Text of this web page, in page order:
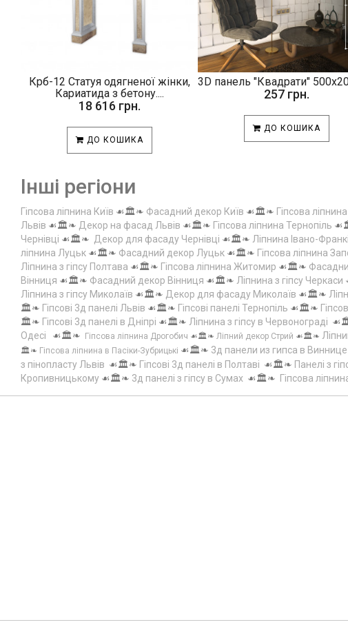
Крб-12 Статуя одягненої жінки,
Кариатида з бетону....
18 616 грн.
ДО КОШИКА
3D панель "Квадрати"
257 грн.
ДО КОШИКА
Інші регіони
Гіпсова ліпнина Київ ☙🏛️❧ Фасадний декор Київ ☙🏛️❧ Гіпсова
Львів ☙🏛️❧ Декор на фасад Львів ☙🏛️❧ Гіпсова ліпнина Тернопіль
Чернівці ☙🏛️❧ Декор для фасаду Чернівці ☙🏛️❧ Ліпнина Івано-
ліпнина Луцьк ☙🏛️❧ Фасадний декор Луцьк ☙🏛️❧ Гіпсова ліпнина
Ліпнина з гіпсу Полтава ☙🏛️❧ Гіпсова ліпнина Житомир ☙🏛️❧
Вінниця ☙🏛️❧ Фасадний декор Вінниця ☙🏛️❧ Ліпнина з гіпсу Черкаси
Ліпнина з гіпсу Миколаїв ☙🏛️❧ Декор для фасаду Миколаїв ☙🏛️❧
🏛️❧ Гіпсові 3д панелі Львів ☙🏛️❧ Гіпсові панелі Тернопіль ☙🏛️❧
🏛️❧ Гіпсові 3д панелі в Дніпрі ☙🏛️❧ Ліпнина з гіпсу в Червонограді
Одесі ☙🏛️❧ Гіпсова ліпнина Дрогобич ☙🏛️❧ Ліпний декор Стрий ☙🏛️❧
🏛️❧ Гіпсова ліпнина в Пасіки-Зубрицькі ☙🏛️❧ 3д панели из гипса в Виннице
з пінопласту Львів ☙🏛️❧ Гіпсові 3д панелі в Полтаві ☙🏛️❧ Панелі з
Кропивницькому ☙🏛️❧ 3д панелі з гіпсу в Сумах ☙🏛️❧ Гіпсова